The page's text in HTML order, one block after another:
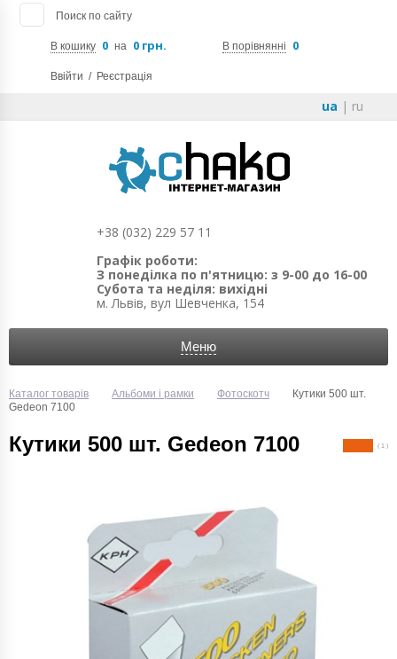
Поиск по сайту
В кошику 0 на 0 грн. В порівнянні 0
Ввійти / Реєстрація
ua | ru
+38 (032) 229 57 11
Графік роботи:
З понеділка по п'ятницю: з 9-00 до 16-00
Субота та неділя: вихідні
м. Львів, вул Шевченка, 154
Меню
Каталог товарів Альбоми і рамки Фотоскотч
Кутики 500 шт.
Gedeon 7100
Кутики 500 шт. Gedeon 7100 ( 1 )